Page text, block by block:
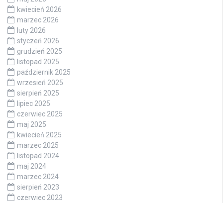
kwiecień 2026
marzec 2026
luty 2026
styczeń 2026
grudzień 2025
listopad 2025
październik 2025
wrzesień 2025
sierpień 2025
lipiec 2025
czerwiec 2025
maj 2025
kwiecień 2025
marzec 2025
listopad 2024
maj 2024
marzec 2024
sierpień 2023
czerwiec 2023